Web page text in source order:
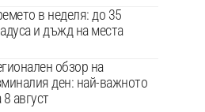
в неделя: до 35
и дъжд на места
обзор на
ден: най-важното
8 август